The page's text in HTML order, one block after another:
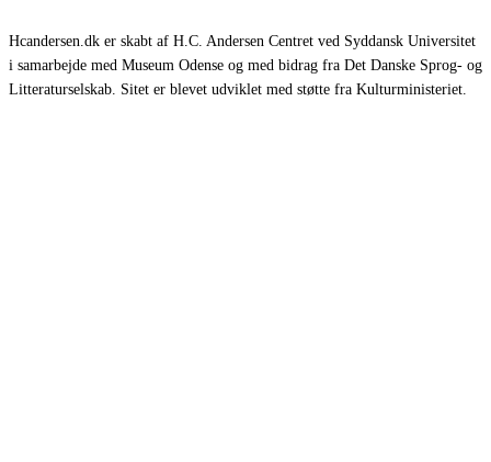
Hcandersen.dk er skabt af H.C. Andersen Centret ved Syddansk Universitet
i samarbejde med Museum Odense og med bidrag fra Det Danske Sprog- og
Litteraturselskab. Sitet er blevet udviklet med støtte fra Kulturministeriet.